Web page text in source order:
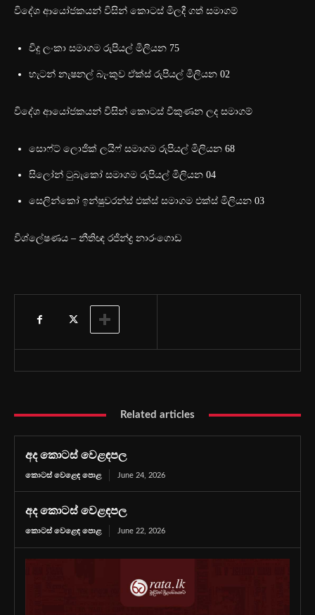
විදේශ ආයෝජකයන් විසින් කොටස් මිලදී ගත් සමාගම්
විදු ලංකා සමාගම රුපියල් මිලියන 75
හැටන් නැෂනල් බැංකුව ඒක්ස් රුපියල් මිලියන 02
විදේශ ආයෝජකයන් විසින් කොටස් විකුණන ලද සමාගම්
සො‌ෆ්ට් ලොජික් ලයිෆ් සමාගම රුපියල් මිලියන 68
සිලෝන් ටුබැකෝ සමාගම රුපියල් මිලියන 04
සෙලින්කෝ ඉන්ෂුවරන්ස් එක්ස් සමාගම එක්ස් මිලියන 03
විශ්ලේෂණය – නීතිඥ රජින්ද්‍ර නාරංගොඩ
Related articles
අද කොටස් වෙළඳපල
කොටස් වෙළෙඳ පොළ June 24, 2026
අද කොටස් වෙළඳපල
කොටස් වෙළෙඳ පොළ June 22, 2026